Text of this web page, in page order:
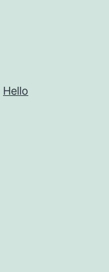
Hello